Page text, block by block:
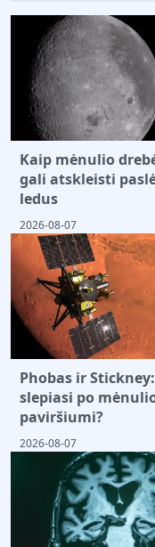
Kaip mėnulio
gali atskleisti
ledus
2026-08-07
Phobas ir
slepiasi po
paviršiumi?
2026-08-07